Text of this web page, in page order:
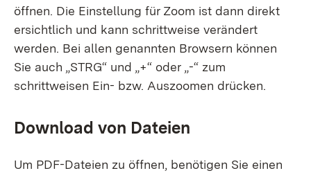
öffnen. Die Einstellung für Zoom ist dann direkt
ersichtlich und kann schrittweise verändert
werden. Bei allen genannten Browsern können
Sie auch „STRG“ und „+“ oder „-“ zum
schrittweisen Ein- bzw. Auszoomen drücken.
Download von Dateien
Um PDF-Dateien zu öffnen, benötigen Sie einen